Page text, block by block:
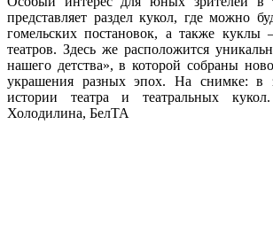
представляет раздел кукол, где можно
гомельских постановок, а также
театров. Здесь же расположится
нашего детства», в которой собраны
украшения разных эпох. На снимке: в
истории театра и театральных
Холодилина, БелТА